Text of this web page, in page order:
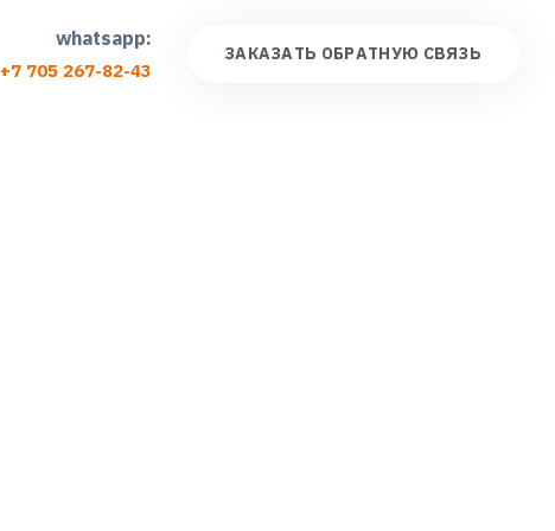
whatsapp:
+7 705 267-82-43
ЗАКАЗАТЬ ОБРАТНУЮ СВЯЗЬ